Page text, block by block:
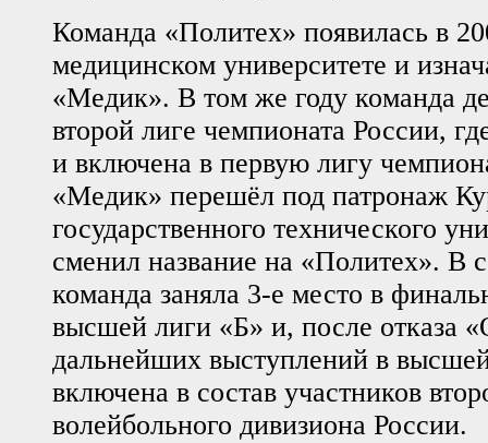
Команда «Политех» появилась в
медицинском университете и
«Медик». В том же году команда
второй лиге чемпионата России,
и включена в первую лигу
«Медик» перешёл под патронаж
государственного технического
сменил название на «Политех». В
команда заняла 3-е место в
высшей лиги «Б» и, после отказа
дальнейших выступлений в
включена в состав участников
волейбольного дивизиона России.